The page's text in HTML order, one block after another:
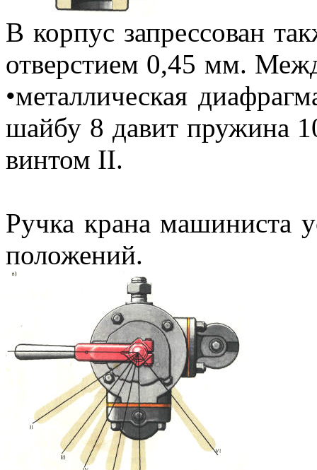
В корпус запрессован
отверстием 0,45 мм.
•металлическая
шайбу 8 давит пружина
винтом II.
Ручка крана машиниста
положений.